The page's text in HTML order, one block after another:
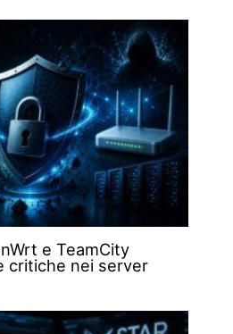
e TeamCity
critiche nei server